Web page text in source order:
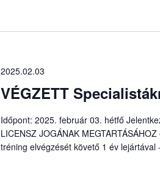
VÉGZETT
2025.02.03
Időpont: 2025. február 03. hétfő
LICENSZ JOGÁNAK
tréning elvégzését követő 1 év